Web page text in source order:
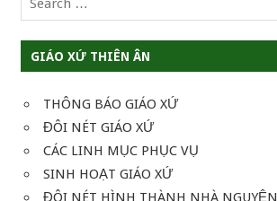
GIÁO XỨ THIÊN ÂN
THÔNG BÁO GIÁO XỨ
ĐÔI NÉT GIÁO XỨ
CÁC LINH MỤC PHỤC VỤ
SINH HOẠT GIÁO XỨ
ĐÔI NÉT HÌNH THÀNH NHÀ NGUYỆN